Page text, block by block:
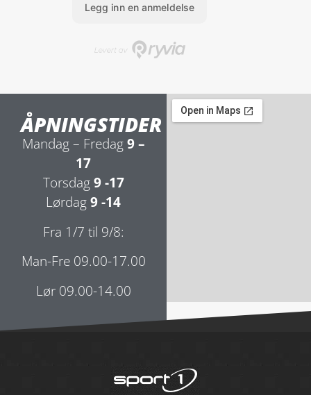
ÅPNINGSTIDER
Mandag – Fredag9 –
17
Torsdag9 -17
Lørdag9 -14
Fra 1/7 til 9/8:
Man-Fre 09.00-17.00
Lør 09.00-14.00